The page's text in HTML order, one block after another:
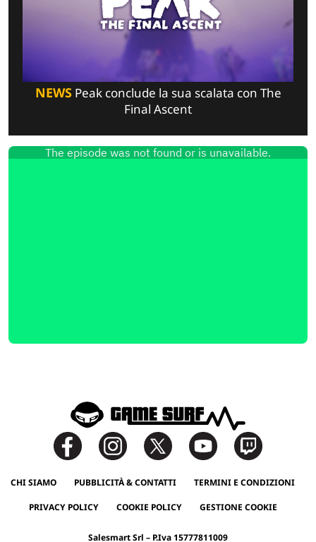
NEWSPeak conclude la sua scalata con The
Final Ascent
CHI SIAMO PUBBLICITÀ & CONTATTI TERMINI E CONDIZIONI
PRIVACY POLICY COOKIE POLICY GESTIONE COOKIE
Salesmart Srl – P.Iva 15777811009